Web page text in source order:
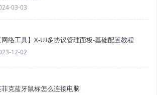
03-03
网络工具】X-UI多协议管理面板-基础配置教程
12-02
菲克蓝牙鼠标怎么连接电脑